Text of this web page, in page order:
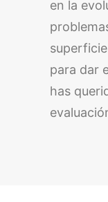
en la
para dar
has